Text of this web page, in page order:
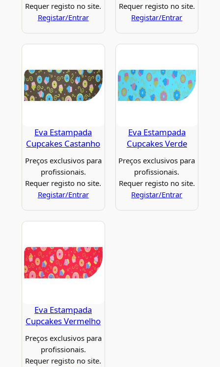
Requer registo no site.
Registar/Entrar
Requer registo no site.
Registar/Entrar
Eva Estampada
Cupcakes Castanho
Preços exclusivos para
profissionais.
Requer registo no site.
Registar/Entrar
Eva Estampada
Cupcakes Verde
Preços exclusivos para
profissionais.
Requer registo no site.
Registar/Entrar
Eva Estampada
Cupcakes Vermelho
Preços exclusivos para
profissionais.
Requer registo no site.